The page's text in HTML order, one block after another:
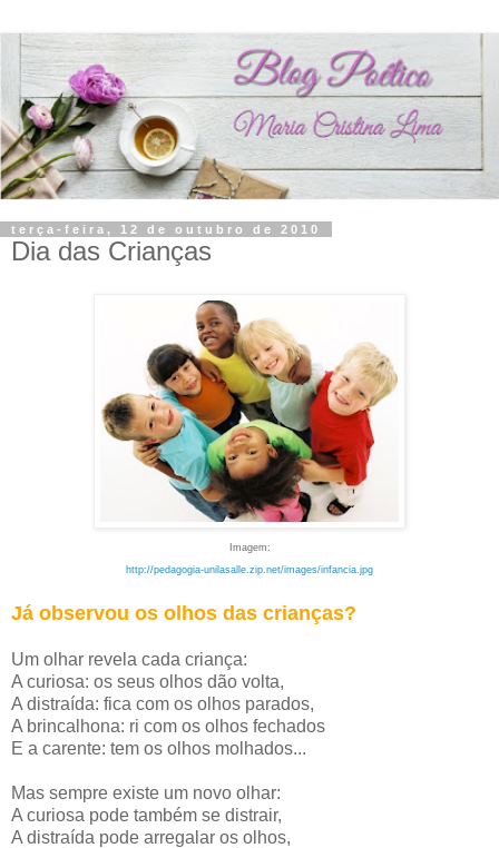
terça-feira, 12 de outubro de 2010
Dia das Crianças
Imagem:
http://pedagogia-unilasalle.zip.net/images/infancia.jpg
Já observou os olhos das crianças?
Um olhar revela cada criança:
A curiosa: os seus olhos dão volta,
A distraída: fica com os olhos parados,
A brincalhona: ri com os olhos fechados
E a carente: tem os olhos molhados...
Mas sempre existe um novo olhar:
A curiosa pode também se distrair,
A distraída pode arregalar os olhos,